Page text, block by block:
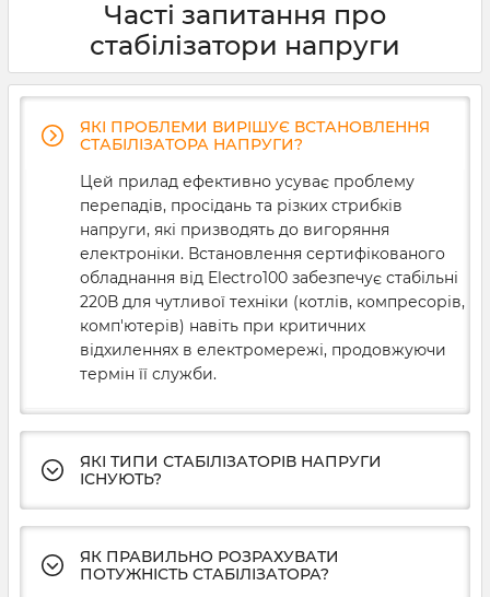
Часті запитання про
стабілізатори напруги
ЯКІ ПРОБЛЕМИ ВИРІШУЄ ВСТАНОВЛЕННЯ
СТАБІЛІЗАТОРА НАПРУГИ?
Цей прилад ефективно усуває проблему
перепадів, просідань та різких стрибків
напруги, які призводять до вигоряння
електроніки. Встановлення сертифікованого
обладнання від Electro100 забезпечує стабільні
220В для чутливої техніки (котлів, компресорів,
комп'ютерів) навіть при критичних
відхиленнях в електромережі, продовжуючи
термін її служби.
ЯКІ ТИПИ СТАБІЛІЗАТОРІВ НАПРУГИ
ІСНУЮТЬ?
ЯК ПРАВИЛЬНО РОЗРАХУВАТИ
ПОТУЖНІСТЬ СТАБІЛІЗАТОРА?